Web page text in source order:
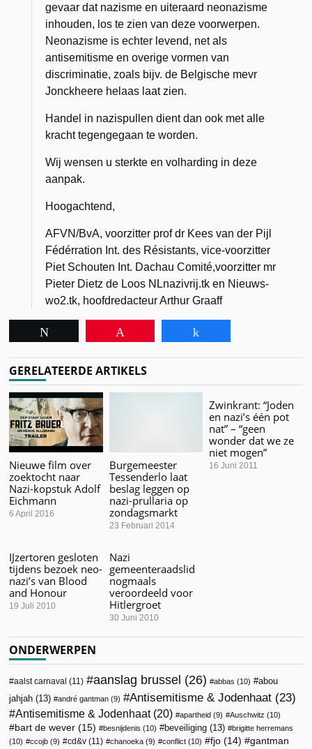
gevaar dat nazisme en uiteraard neonazisme
inhouden, los te zien van deze voorwerpen.
Neonazisme is echter levend, net als
antisemitisme en overige vormen van
discriminatie, zoals bijv. de Belgische mevr
Jonckheere helaas laat zien.
Handel in nazispullen dient dan ook met alle
kracht tegengegaan te worden.
Wij wensen u sterkte en volharding in deze
aanpak.
Hoogachtend,
AFVN/BvA, voorzitter prof dr Kees van der Pijl
Fédérration Int. des Résistants, vice-voorzitter
Piet Schouten Int. Dachau Comité,voorzitter mr
Pieter Dietz de Loos NLnazivrij.tk en Nieuws-
wo2.tk, hoofdredacteur Arthur Graaff
GERELATEERDE ARTIKELS
Nieuwe film over
zoektocht naar
Nazi-kopstuk Adolf
Eichmann
6 April 2016
Burgemeester
Tessenderlo laat
beslag leggen op
nazi-prullaria op
zondagsmarkt
23 Februari 2014
Zwinkrant: “Joden
en nazi’s één pot
nat” – “geen
wonder dat we ze
niet mogen”
16 Juni 2011
IJzertoren gesloten
tijdens bezoek neo-
nazi’s van Blood
and Honour
19 Juli 2010
Nazi
gemeenteraadslid
nogmaals
veroordeeld voor
Hitlergroet
30 Juni 2010
ONDERWERPEN
aalst carnaval (11) aanslag brussel (26) abbas (10)
abou
jahjah (13) andré gantman (9) Antisemitisme & Jodenhaat (23)
Antisemitisme & Jodenhaat(20) apartheid (9) Auschwitz (10)
bart de wever (15) besnijdenis (10) beveiliging (13)
brigitte herremans
(10)
ccojb (9) cd&v (11) chanoeka (9) conflict (10) fjo (14) gantman